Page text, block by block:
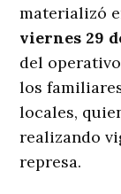
materializó
viernes 29
del
los
locales,
realizando
represa.